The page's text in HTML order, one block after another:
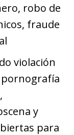
robo de
fraude
violación
pornografía
y
para